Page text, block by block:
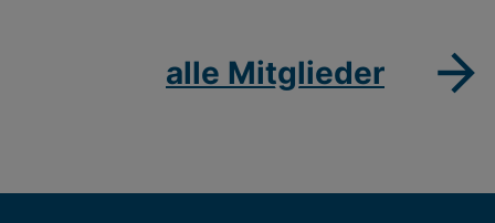
alle Mitglieder